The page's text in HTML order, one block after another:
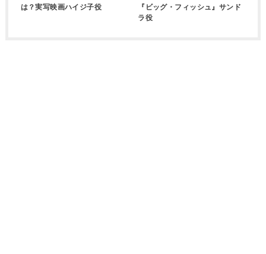
は？実写映画ハイジ子役
『ビッグ・フィッシュ』サンド
ラ役